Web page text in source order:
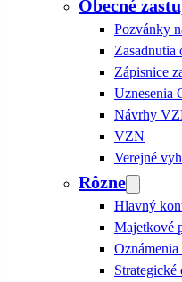
Obecné
Pozvánky
Zasadnutia
Zápisnice
Uznesenia
Návrhy
VZN
Verejné
Rôzne
Hlavný
Majetkové
Strategické